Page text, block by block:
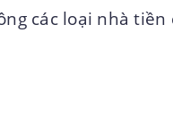
các loại nhà